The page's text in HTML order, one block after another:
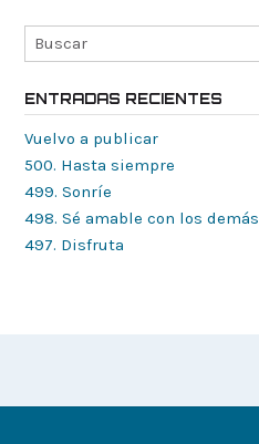
ENTRADAS RECIENTES
Vuelvo a publicar
500. Hasta siempre
499. Sonríe
498. Sé amable con los demás
497. Disfruta